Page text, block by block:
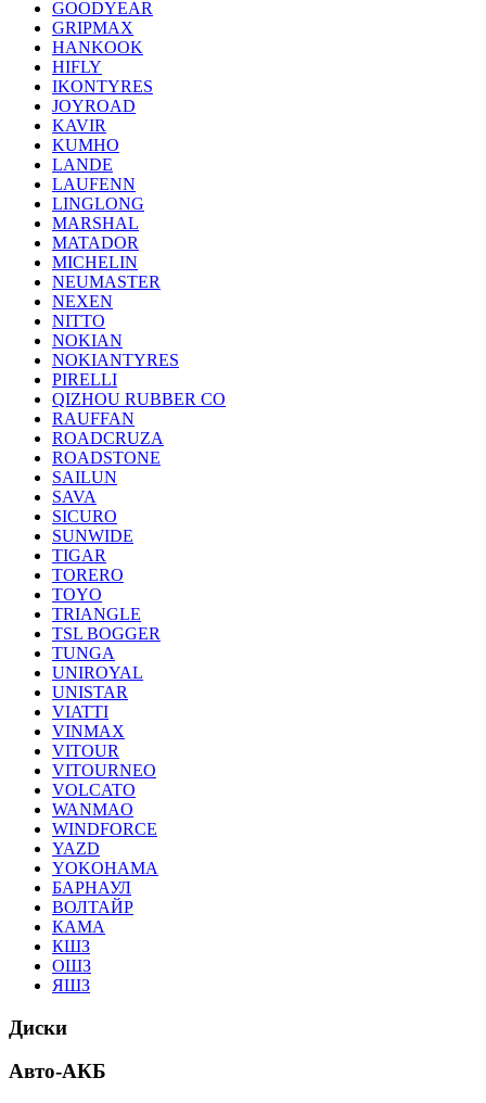
GOODYEAR
GRIPMAX
HANKOOK
HIFLY
IKONTYRES
JOYROAD
KAVIR
KUMHO
LANDE
LAUFENN
LINGLONG
MARSHAL
MATADOR
MICHELIN
NEUMASTER
NEXEN
NITTO
NOKIAN
NOKIANTYRES
PIRELLI
QIZHOU RUBBER CO
RAUFFAN
ROADCRUZA
ROADSTONE
SAILUN
SAVA
SICURO
SUNWIDE
TIGAR
TORERO
TOYO
TRIANGLE
TSL BOGGER
TUNGA
UNIROYAL
UNISTAR
VIATTI
VINMAX
VITOUR
VITOURNEO
VOLCATO
WANMAO
WINDFORCE
YAZD
YOKOHAMA
БАРНАУЛ
ВОЛТАЙР
КАМА
КШЗ
ОШЗ
ЯШЗ
Диски
Авто-АКБ